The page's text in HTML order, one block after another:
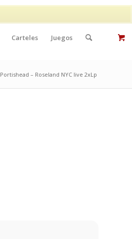
Mi cuenta Contacto
Carteles Juegos
Portishead – Roseland NYC live 2xLp